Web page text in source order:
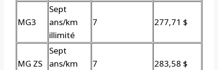
MG3
Sept
ans/km
illimité
7 277,71 $
MG ZS
Sept
ans/km
7 283,58 $